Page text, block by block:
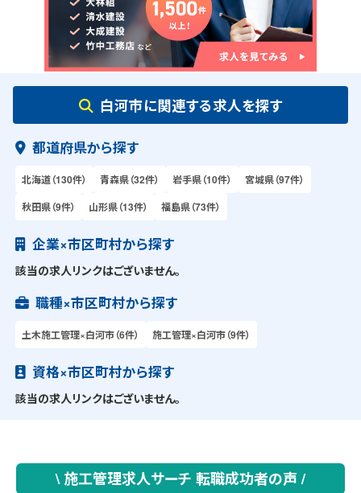
1
白河市に関連する求人を探す
都道府県から探す
北海道（130件） 青森県（32件） 岩手県（10件）
宮城県（97件）
秋田県（9件）
山形県（13件） 福島県（73件）
企業×市区町村から探す
該当の求人リンクはございません。
職種×市区町村から探す
土木施工管理×白河市（6件） 施工管理×白河市（9件）
資格×市区町村から探す
該当の求人リンクはございません。
\ 施工管理求人サーチ 転職成功者の声 /